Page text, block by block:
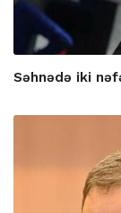
Səhnədə iki